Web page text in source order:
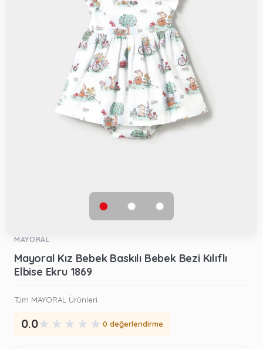
MAYORAL
Mayoral Kız Bebek Baskılı Bebek Bezi Kılıflı
Elbise Ekru 1869
Tüm MAYORAL Ürünleri
0.0★ ★ ★ ★ ★ 0 değerlendirme